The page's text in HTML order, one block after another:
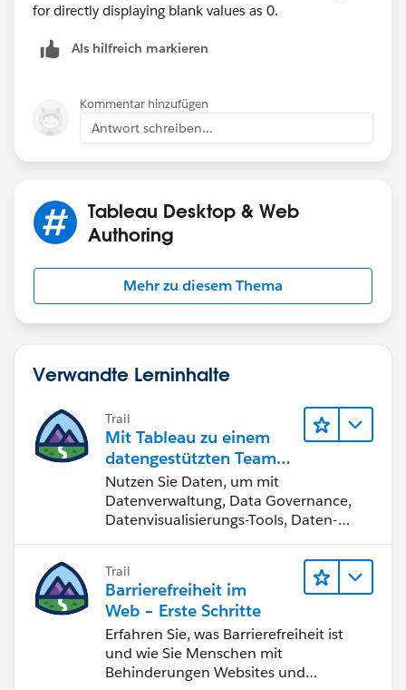
for directly displaying blank values as 0.
Als hilfreich markieren
Kommentar hinzufügen
Antwort schreiben...
Tableau Desktop & Web
Authoring
Mehr zu diesem Thema
Verwandte Lerninhalte
Trail
Mit Tableau zu einem
datengestützten Team
werden
Nutzen Sie Daten, um mit
Datenverwaltung, Data Governance,
Datenvisualisierungs-Tools, Daten-
bessere Geschäftsergebnisse zu
erzielen.
Trail
Barrierefreiheit im
Web – Erste Schritte
Erfahren Sie, was Barrierefreiheit ist
und wie Sie Menschen mit
Behinderungen Websites und